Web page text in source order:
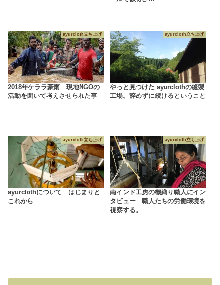
ayurcloth立ち上げ
2018年ケララ豪雨 現地NGOの
活動を聞いて考えさせられた事
ayurcloth立ち上げ
やっと見つけた ayurclothの縫製
工場。辞めずに続けるということ
ayurcloth立ち上げ
ayurclothについて はじまりと
これから
ayurcloth立ち上げ
南インド工房の機織り職人にイン
タビュー 職人たちの労働環境を
視察する。